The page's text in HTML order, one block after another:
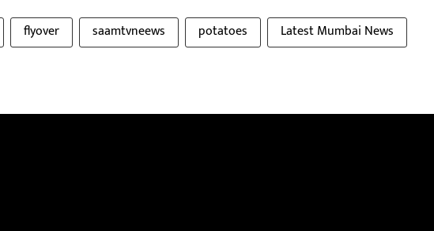
flyover saamtvneews potatoes Latest Mumbai News